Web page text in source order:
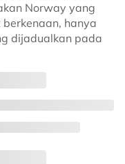
Norway yang
hanya
dijadualkan pada